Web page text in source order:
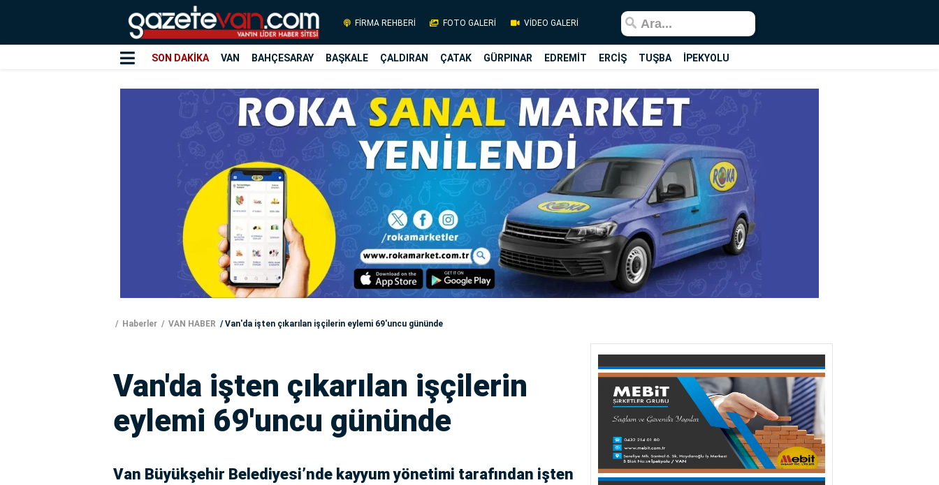
FİRMA REHBERİ FOTO GALERİ VİDEO GALERİ
SON DAKİKA VAN BAHÇESARAY BAŞKALE ÇALDIRAN ÇATAK GÜRPINAR EDREMİT ERCİŞ TUŞBA İPEKYOLU
Haberler VAN HABER Van'da işten çıkarılan işçilerin eylemi 69'uncu gününde
Van'da işten çıkarılan işçilerin
eylemi 69'uncu gününde
Van Büyükşehir Belediyesi’nde kayyum yönetimi tarafından işten